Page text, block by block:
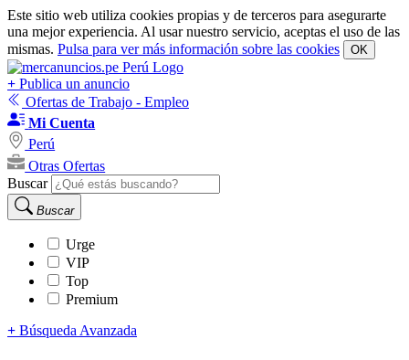
Este sitio web utiliza cookies propias y de terceros para asegurarte
una mejor experiencia. Al usar nuestro servicio, aceptas el uso de las
mismas. Pulsa para ver más información sobre las cookies OK
+ Publica un anuncio
Ofertas de Trabajo - Empleo
Mi Cuenta
Perú
Otras Ofertas
Buscar
Buscar
Urge
VIP
Top
Premium
+ Búsqueda Avanzada